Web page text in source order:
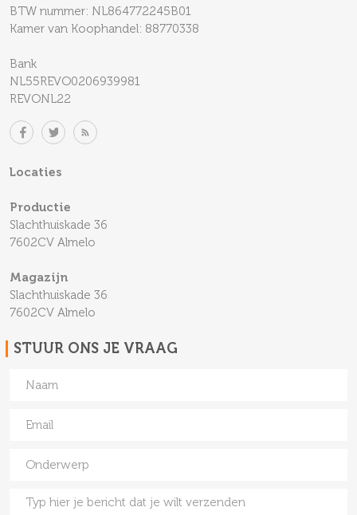
BTW nummer: NL864772245B01
Kamer van Koophandel: 88770338
Bank
NL55REVO0206939981
REVONL22
Locaties
Productie
Slachthuiskade 36
7602CV Almelo
Magazijn
Slachthuiskade 36
7602CV Almelo
STUUR ONS JE VRAAG